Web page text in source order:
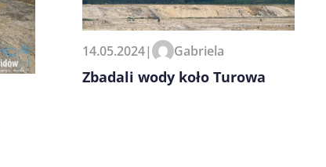
14.05.2024| Gabriela
Zbadali wody koło Turowa